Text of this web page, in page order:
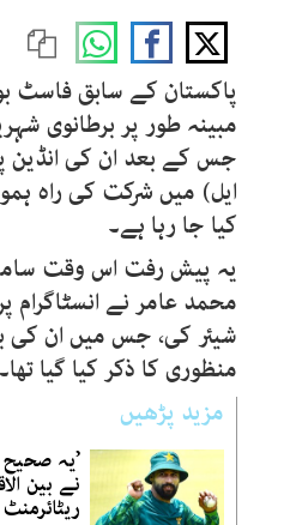
پاکستان کے سابق فاسٹ
مبینہ طور پر برطانوی
جس کے بعد ان کی انڈین
ایل) میں شرکت کی راہ
کیا جا رہا ہے۔
یہ پیش رفت اس وقت
محمد عامر نے انسٹاگرام
شیئر کی، جس میں ان کی
منظوری کا ذکر کیا گیا تھا۔
مزید پڑھیں
’یہ
نے بین